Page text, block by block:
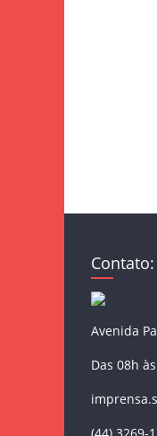
Contato:
Avenida
Das 08h